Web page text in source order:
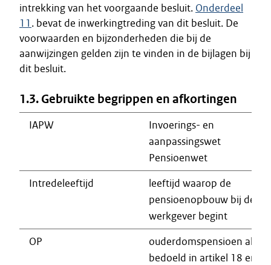
intrekking van het voorgaande besluit. Onderdeel
11 . bevat de inwerkingtreding van dit besluit. De
voorwaarden en bijzonderheden die bij de
aanwijzingen gelden zijn te vinden in de bijlagen bij
dit besluit.
1.3. Gebruikte begrippen en afkortingen
IAPW
Invoerings- en
aanpassingswet
Pensioenwet
Intredeleeftijd
leeftijd waarop de
pensioenopbouw bij de
werkgever begint
OP
ouderdomspensioen als
bedoeld in artikel 18 en